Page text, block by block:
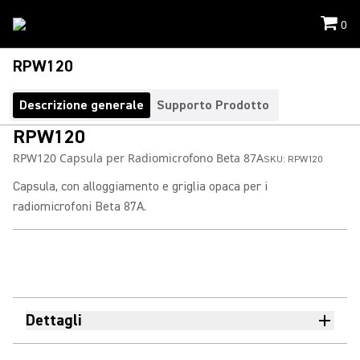
0
RPW120
Descrizione generale Supporto Prodotto
RPW120
RPW120 Capsula per Radiomicrofono Beta 87ASKU: RPW120
Capsula, con alloggiamento e griglia opaca per i
radiomicrofoni Beta 87A.
Dettagli